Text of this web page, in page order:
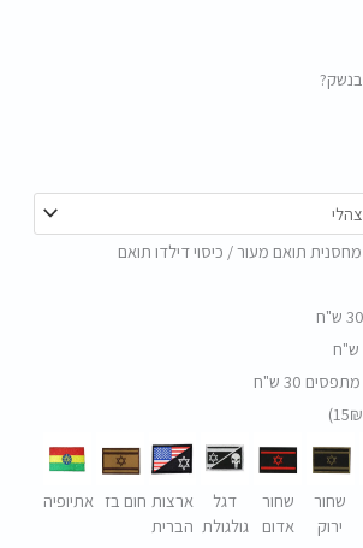
בנשק?
תואם מעור / כיסוי דילדו תואם
30 ש"ח
שחור
ירוק
שחור
אדום
דגל
גולגולת
ארצות
הברית
חום בז אתיופיה